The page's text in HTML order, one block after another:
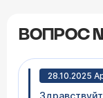
ВОПРОС
28.10.2025